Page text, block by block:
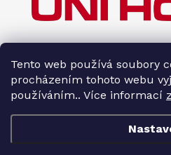
Tento web používá soubory
procházením tohoto webu
používáním.. Více informací